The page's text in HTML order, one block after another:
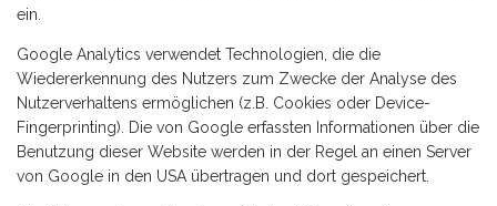
ein.
Google Analytics verwendet Technologien, die die
Wiedererkennung des Nutzers zum Zwecke der Analyse des
Nutzerverhaltens ermöglichen (z.B. Cookies oder Device-
Fingerprinting). Die von Google erfassten Informationen über die
Benutzung dieser Website werden in der Regel an einen Server
von Google in den USA übertragen und dort gespeichert.